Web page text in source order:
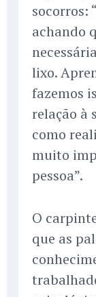
socorros:
achando
lixo.
fazemos
relação à
como
muito
pessoa”.
O
que as